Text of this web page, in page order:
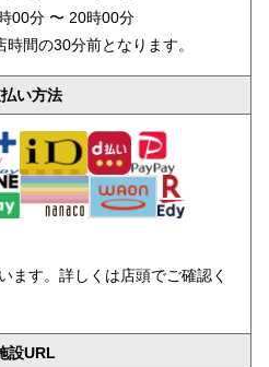
分 〜 20時00分
間の30分前となります。
い方法
ます。詳しくは店頭でご確認く
設URL